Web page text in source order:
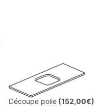
Découpe polie (152,00€)